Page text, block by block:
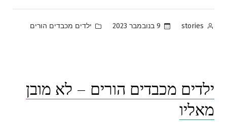
Posted
stories 9 בנובמבר 2023
Posted
ילדים מכבדים הורים
ילדים מכבדים הורים – לא מובן
מאליו